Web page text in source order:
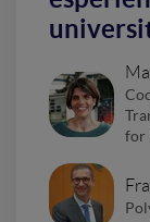
for